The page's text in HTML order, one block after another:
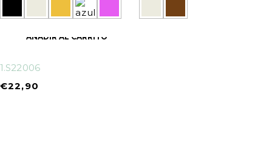
AÑADIR AL CARRITO
1.S22006
€22,90